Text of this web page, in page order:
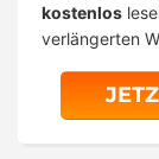
kostenlos
verlängerten